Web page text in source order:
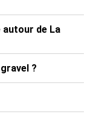
autour de La
?